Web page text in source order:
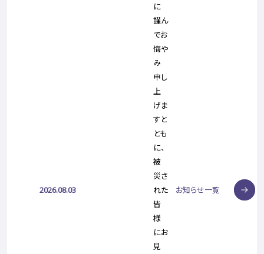
2026.08.03
に
謹ん
でお
悔や
み
申し
上
げま
すと
とも
に、
被
災さ
れた
皆
様
にお
見
お知らせ一覧